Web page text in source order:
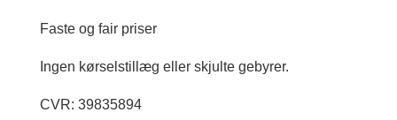
Faste og fair priser
Ingen kørselstillæg eller skjulte gebyrer.
CVR: 39835894